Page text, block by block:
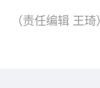
（责任编辑 王琦）